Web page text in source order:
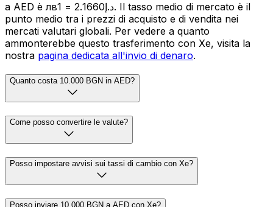
a AED è лв1 = د.إ2.1660. Il tasso medio di mercato è il
punto medio tra i prezzi di acquisto e di vendita nei
mercati valutari globali. Per vedere a quanto
ammonterebbe questo trasferimento con Xe, visita la
nostra pagina dedicata all'invio di denaro.
Quanto costa 10.000 BGN in AED?
Come posso convertire le valute?
Posso impostare avvisi sui tassi di cambio con Xe?
Posso inviare 10.000 BGN a AED con Xe?